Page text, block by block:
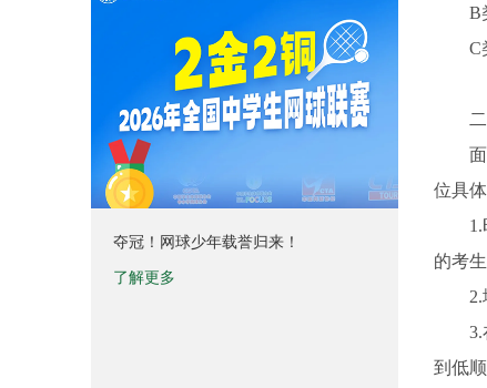
夺冠！网球少年载誉归来！
了解更多
B
C
位具
的考
到低